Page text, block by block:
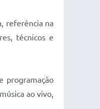
referência na
técnicos e
programação
ao vivo,